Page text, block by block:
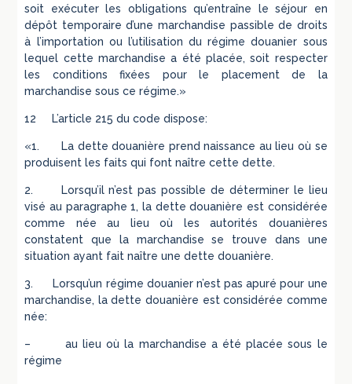
soit exécuter les obligations qu’entraîne le séjour en
dépôt temporaire d’une marchandise passible de droits
à l’importation ou l’utilisation du régime douanier sous
lequel cette marchandise a été placée, soit respecter
les conditions fixées pour le placement de la
marchandise sous ce régime.»
12 L’article 215 du code dispose:
«1. La dette douanière prend naissance au lieu où se
produisent les faits qui font naître cette dette.
2. Lorsqu’il n’est pas possible de déterminer le lieu
visé au paragraphe 1, la dette douanière est considérée
comme née au lieu où les autorités douanières
constatent que la marchandise se trouve dans une
situation ayant fait naître une dette douanière.
3. Lorsqu’un régime douanier n’est pas apuré pour une
marchandise, la dette douanière est considérée comme
née:
– au lieu où la marchandise a été placée sous le
régime